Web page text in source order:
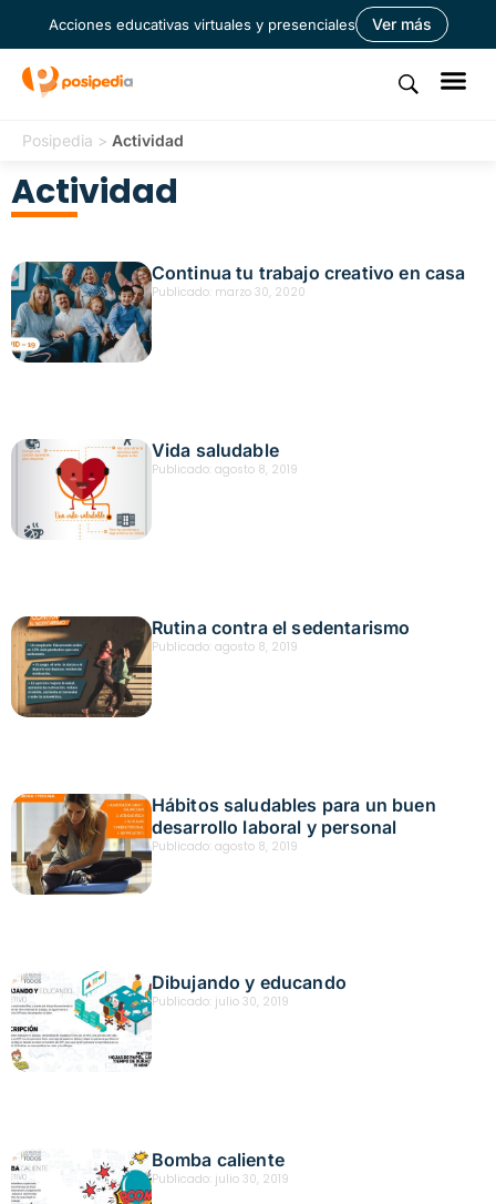
Acciones educativas virtuales y presenciales Ver más
Posipedia > Actividad
Actividad
Continua tu trabajo creativo en casa
Publicado: marzo 30, 2020
Vida saludable
Publicado: agosto 8, 2019
Rutina contra el sedentarismo
Publicado: agosto 8, 2019
Hábitos saludables para un buen
desarrollo laboral y personal
Publicado: agosto 8, 2019
Dibujando y educando
Publicado: julio 30, 2019
Bomba caliente
Publicado: julio 30, 2019